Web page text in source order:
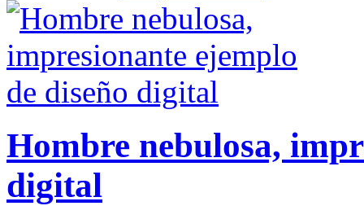
Hombre nebulosa,
digital